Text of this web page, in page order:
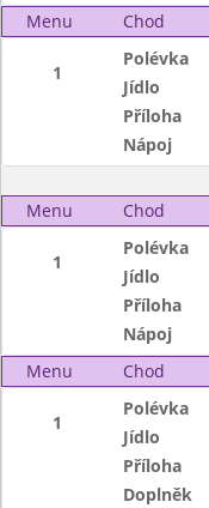
Menu
Chod
1
Polévka
Jídlo
Příloha
Nápoj
Menu Chod
1
Polévka
Jídlo
Příloha
Nápoj
Menu
Chod
1
Polévka
Jídlo
Příloha
Doplněk